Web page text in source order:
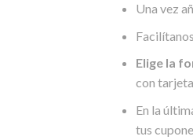
Una vez
Elige la
con
En la
tus